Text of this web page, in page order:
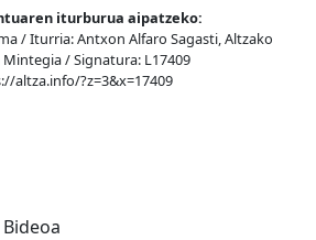
iturburua aipatzeko:
/ Iturria: Antxon Alfaro Sagasti, Altzako
/ Signatura: L17409
altza.info/?z=3&x=17409
Bideoa